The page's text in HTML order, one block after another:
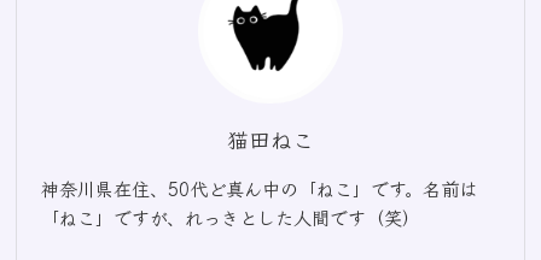
猫田ねこ
神奈川県在住、50代ど真ん中の「ねこ」です。名前は
「ねこ」ですが、れっきとした人間です（笑）